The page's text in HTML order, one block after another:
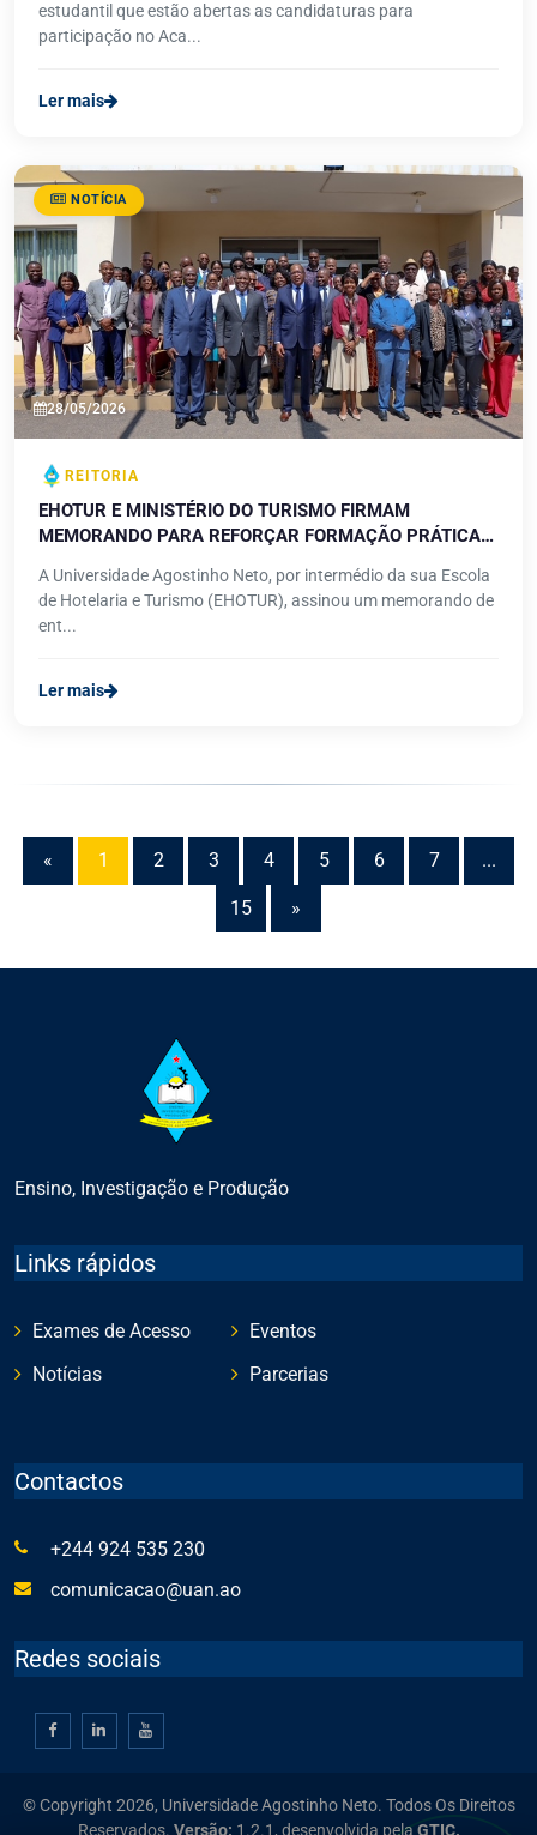
estudantil que estão abertas as candidaturas para
participação no Aca...
Ler mais
NOTÍCIA
28/05/2026
REITORIA
EHOTUR E MINISTÉRIO DO TURISMO FIRMAM
MEMORANDO PARA REFORÇAR FORMAÇÃO PRÁTICA
A Universidade Agostinho Neto, por intermédio da sua Escola
de Hotelaria e Turismo (EHOTUR), assinou um memorando de
ent...
Ler mais
« 1 2 3 4 5 6 7 ...
15 »
Ensino, Investigação e Produção
Links rápidos
Exames de Acesso
Notícias
Eventos
Parcerias
Contactos
+244 924 535 230
comunicacao@uan.ao
Redes sociais
© Copyright 2026, Universidade Agostinho Neto. Todos Os Direitos
Reservados. Versão: 1.2.1, desenvolvida pela GTIC.